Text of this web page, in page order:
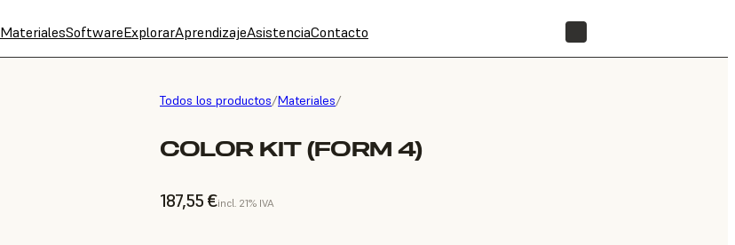
MaterialesSoftwareExplorarAprendizajeAsistenciaContacto
Todos los productos/Materiales/
COLOR KIT (FORM 4)
187,55 €incl. 21% IVA